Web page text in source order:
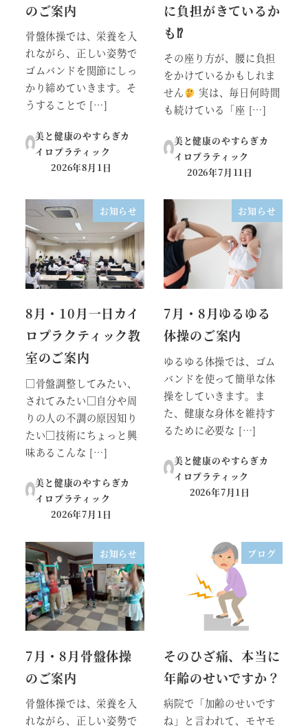
のご案内
骨盤体操では、栄養を入
れながら、正しい姿勢で
ゴムバンドを関節にしっ
かり締めていきます。そ
うすることで […]
美と健康のやすらぎカ
イロプラティック
投稿日
2026年8月1日
に負担がきているか
も⁉
その座り方が、腰に負担
をかけているかもしれま
せん
実は、毎日何時間
も続けている「座 […]
美と健康のやすらぎカ
イロプラティック
投稿日
2026年7月11日
お知らせ
8月・10月一日カイ
ロプラクティック教
室のご案内
□骨盤調整してみたい、
されてみたい□自分や周
りの人の不調の原因知り
たい□技術にちょっと興
味あるこんな […]
美と健康のやすらぎカ
イロプラティック
投稿日
2026年7月1日
お知らせ
7月・8月ゆるゆる
体操のご案内
ゆるゆる体操では、ゴム
バンドを使って簡単な体
操をしていきます。ま
た、健康な身体を維持す
るために必要な […]
美と健康のやすらぎカ
イロプラティック
投稿日
2026年7月1日
お知らせ
7月・8月骨盤体操
のご案内
骨盤体操では、栄養を入
れながら、正しい姿勢で
ブログ
そのひざ痛、本当に
年齢のせいですか？
病院で「加齢のせいです
ね」と言われて、モヤモ